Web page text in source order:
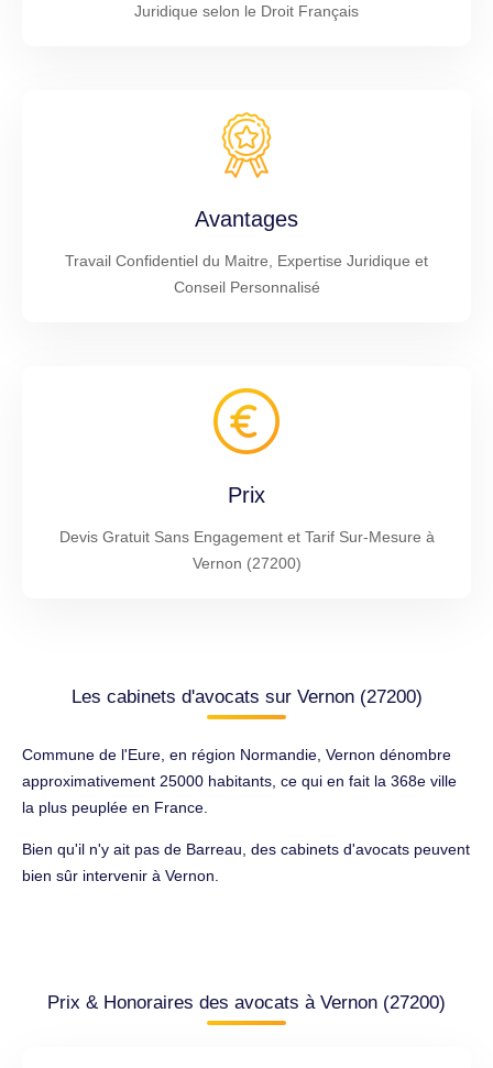
Juridique selon le Droit Français
Avantages
Travail Confidentiel du Maitre, Expertise Juridique et
Conseil Personnalisé
Prix
Devis Gratuit Sans Engagement et Tarif Sur-Mesure à
Vernon (27200)
Les cabinets d'avocats sur Vernon (27200)
Commune de l'Eure, en région Normandie, Vernon dénombre
approximativement 25000 habitants, ce qui en fait la 368e ville
la plus peuplée en France.
Bien qu'il n'y ait pas de Barreau, des cabinets d'avocats peuvent
bien sûr intervenir à Vernon.
Prix & Honoraires des avocats à Vernon (27200)